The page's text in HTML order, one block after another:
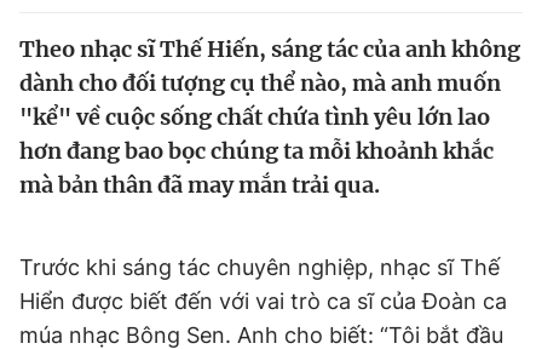
Video Magazine
Sản phẩm khác
Thông tin tòa soạn Liên hệ quảng cáo
Theo nhạc sĩ Thế Hiến, sáng tác của anh không
dành cho đối tượng cụ thể nào, mà anh muốn
"kể" về cuộc sống chất chứa tình yêu lớn lao
hơn đang bao bọc chúng ta mỗi khoảnh khắc
mà bản thân đã may mắn trải qua.
Trước khi sáng tác chuyên nghiệp, nhạc sĩ Thế
Hiển được biết đến với vai trò ca sĩ của Đoàn ca
múa nhạc Bông Sen. Anh cho biết: “Tôi bắt đầu